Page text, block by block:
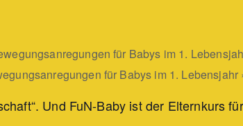
für Babys im 1.
für Babys im 1. Lebensjahr
Und FuN-Baby ist der